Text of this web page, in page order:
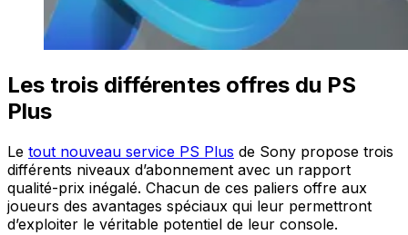
Les trois différentes offres du PS
Plus
Le tout nouveau service PS Plus de Sony propose trois
différents niveaux d’abonnement avec un rapport
qualité-prix inégalé. Chacun de ces paliers offre aux
joueurs des avantages spéciaux qui leur permettront
d’exploiter le véritable potentiel de leur console.